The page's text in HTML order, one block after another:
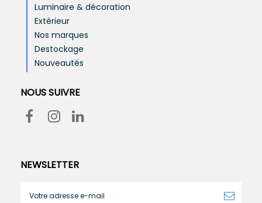
Luminaire & décoration
Extérieur
Nos marques
Destockage
Nouveautés
NOUS SUIVRE
NEWSLETTER